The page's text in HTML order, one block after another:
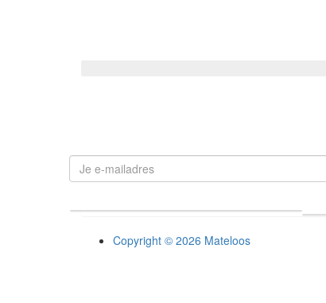
Copyright © 2026 Mateloos